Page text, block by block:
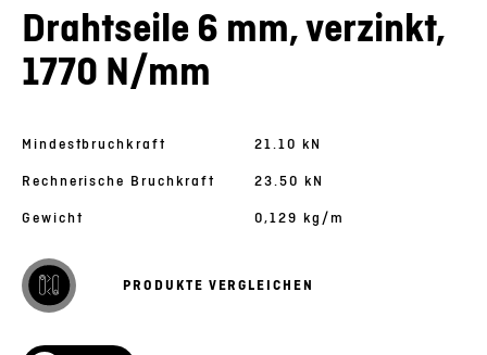
Drahtseile 6 mm, verzinkt,
1770 N/mm
Mindestbruchkraft
21.10 kN
Rechnerische Bruchkraft
23.50 kN
Gewicht
0,129 kg/m
PRODUKTE VERGLEICHEN